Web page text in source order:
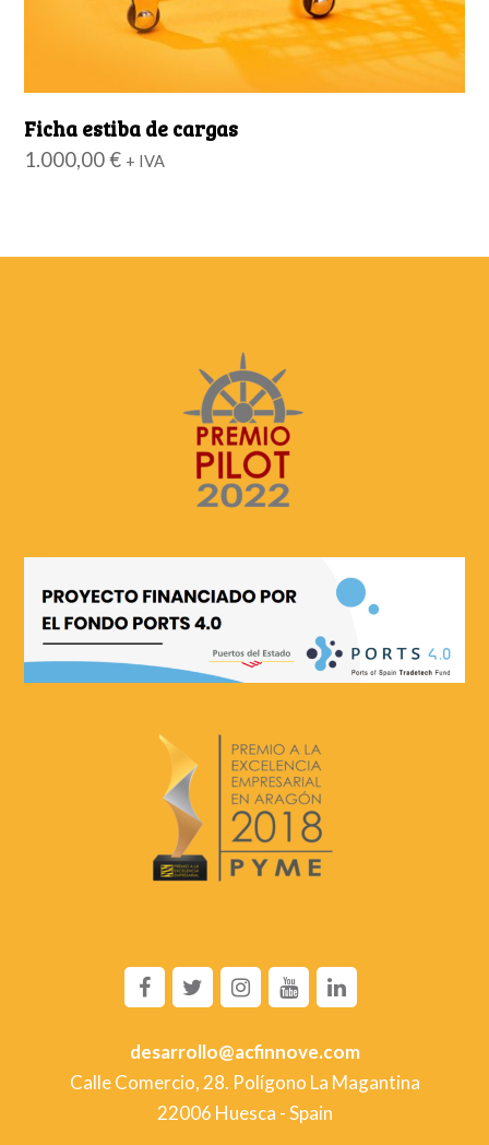
Ficha estiba de cargas
1.000,00€ + IVA
facebook
twitterinstagram
youtubelinkedin
desarrollo@acfinnove.com
Calle Comercio, 28. Polígono La Magantina
22006 Huesca - Spain